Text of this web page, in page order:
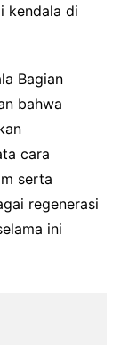
kendala di
Bagian
bahwa
cara
serta
regenerasi
ini